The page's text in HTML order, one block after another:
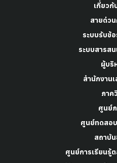
เกี่ยว
สายด่ว
ระบบรับข้
ระบบสารส
ผู้บริ
สำนักงาน
ภาค
ศูนย์
ศูนย์ทดสอ
สถาบั
ศูนย์การเรียนรู้